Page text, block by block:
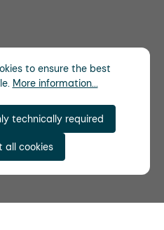
to ensure the best
More information...
technically required
all cookies